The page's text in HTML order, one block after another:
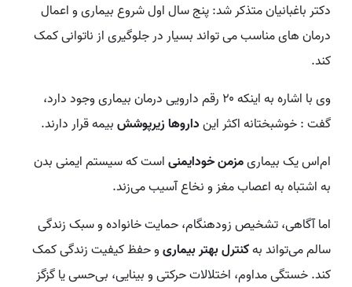
دکتر باغبانیان متذکر شد: پنج سال اول شروع بیماری و اعمال
درمان های مناسب می تواند بسیار در جلوگیری از ناتوانی کمک
کند.
وی با اشاره به اینکه ۲۰ رقم دارویی درمان بیماری وجود دارد،
گفت : خوشبختانه اکثر اینداروها زیرپوششبیمه قرار دارند.
ام‌اس یک بیماریمزمن خودایمنیاست که سیستم ایمنی بدن
به اشتباه به اعصاب مغز و نخاع آسیب می‌زند.
اما آگاهی، تشخیص زودهنگام، حمایت خانواده و سبک زندگی
سالم می‌تواند بهکنترل بهتر بیماریو حفظ کیفیت زندگی کمک
کند. خستگی مداوم، اختلالات حرکتی و بینایی، بی‌حسی یا گزگز